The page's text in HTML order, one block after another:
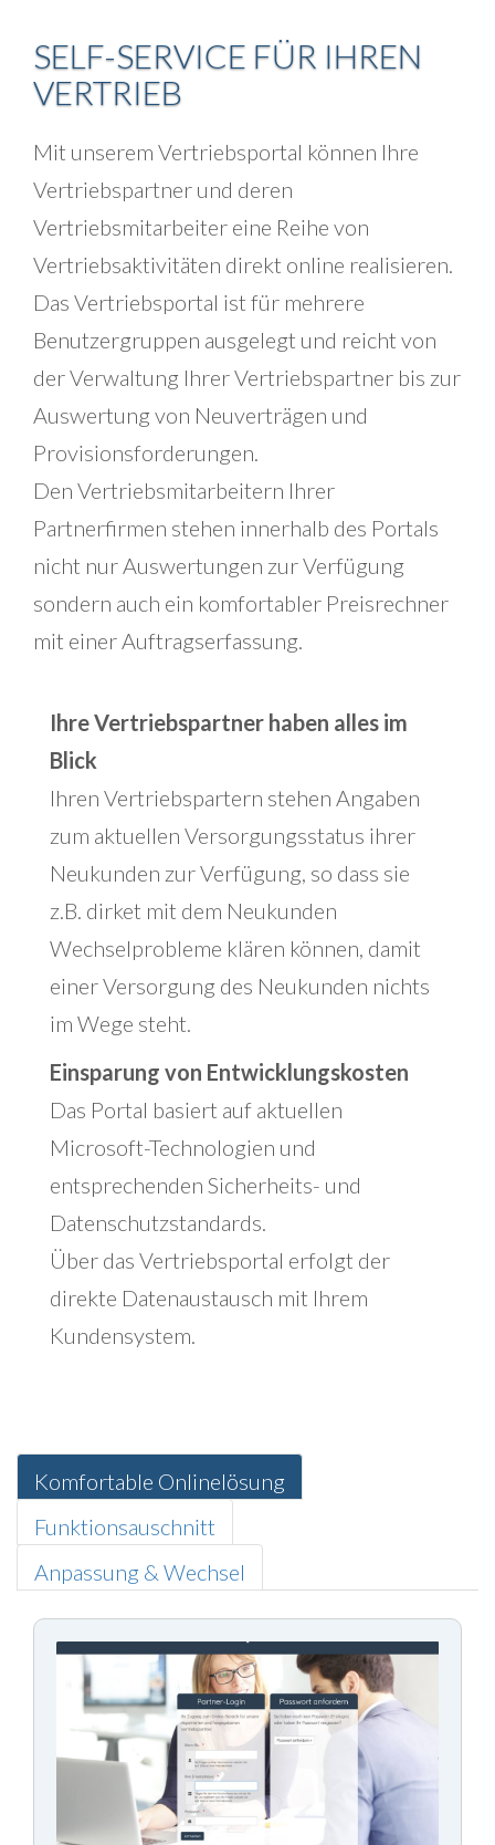
SELF-SERVICE FÜR IHREN
VERTRIEB
Mit unserem Vertriebsportal können Ihre
Vertriebspartner und deren
Vertriebsmitarbeiter eine Reihe von
Vertriebsaktivitäten direkt online realisieren.
Das Vertriebsportal ist für mehrere
Benutzergruppen ausgelegt und reicht von
der Verwaltung Ihrer Vertriebspartner bis zur
Auswertung von Neuverträgen und
Provisionsforderungen.
Den Vertriebsmitarbeitern Ihrer
Partnerfirmen stehen innerhalb des Portals
nicht nur Auswertungen zur Verfügung
sondern auch ein komfortabler Preisrechner
mit einer Auftragserfassung.
Ihre Vertriebspartner haben alles im
Blick
Ihren Vertriebspartern stehen Angaben
zum aktuellen Versorgungsstatus ihrer
Neukunden zur Verfügung, so dass sie
z.B. dirket mit dem Neukunden
Wechselprobleme klären können, damit
einer Versorgung des Neukunden nichts
im Wege steht.
Einsparung von Entwicklungskosten
Das Portal basiert auf aktuellen
Microsoft-Technologien und
entsprechenden Sicherheits- und
Datenschutzstandards.
Über das Vertriebsportal erfolgt der
direkte Datenaustausch mit Ihrem
Kundensystem.
Komfortable Onlinelösung
Funktionsauschnitt
Anpassung & Wechsel